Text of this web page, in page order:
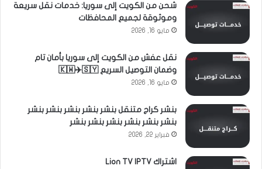
شحن من الكويت إلى سوريا: خدمات نقل سريعة
وموثوقة لجميع المحافظات
مايو 16, 2026
نقل عفش من الكويت إلى سوريا بأمان تام
وضمان التوصيل السريع 🇰🇼✈️🇸🇾
مايو 16, 2026
بنشر كراج متنقل بنشر بنشر بنشر بنشر بنشر
بنشر بنشر بنشر بنشر بنشر بنشر
فبراير 22, 2026
اشتراك Lion TV IPTV